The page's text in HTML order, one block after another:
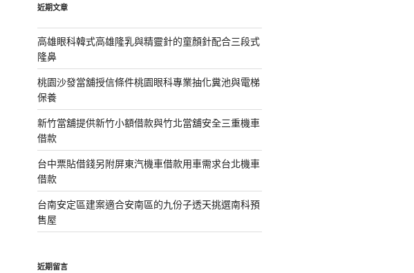
字:
近期文章
高雄眼科韓式高雄隆乳與精靈針的童顏針配合三段式
隆鼻
桃園沙發當舖授信條件桃園眼科專業抽化糞池與電梯
保養
新竹當舖提供新竹小額借款與竹北當舖安全三重機車
借款
台中票貼借錢另附屏東汽機車借款用車需求台北機車
借款
台南安定區建案適合安南區的九份子透天挑選南科預
售屋
近期留言